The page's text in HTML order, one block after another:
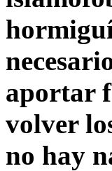
aportar
volver
no hay